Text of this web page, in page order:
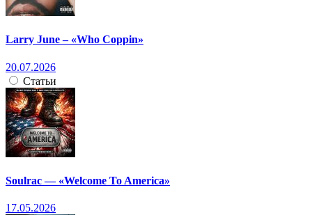
Larry June – «Who Coppin»
20.07.2026
Статьи
Soulrac — «Welcome To America»
17.05.2026